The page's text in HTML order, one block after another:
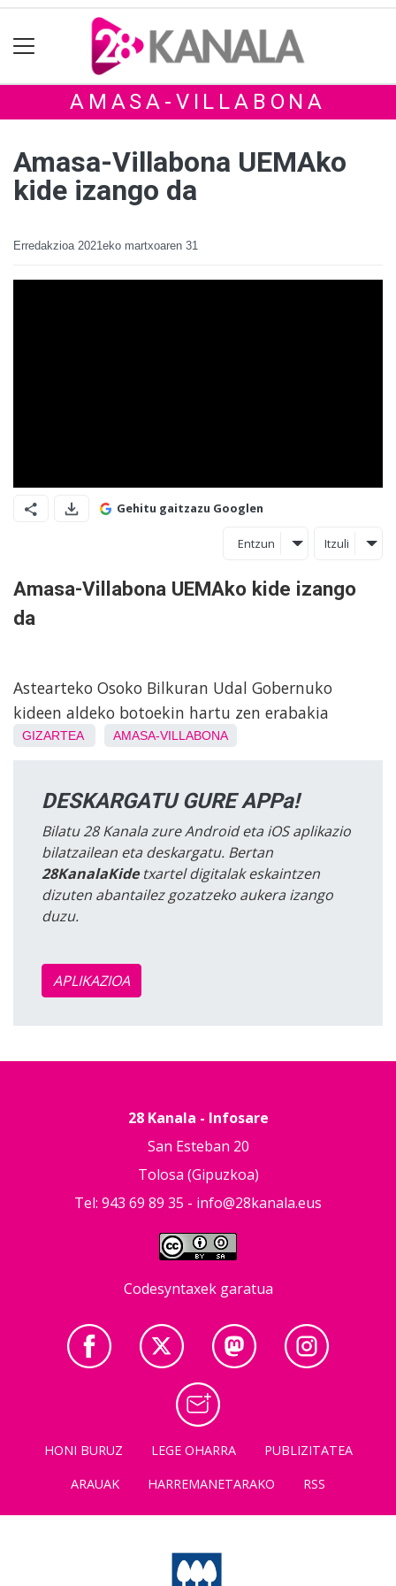
AMASA-VILLABONA
Amasa-Villabona UEMAko
kide izango da
Erredakzioa 2021eko martxoaren 31
Gehitu gaitzazu Googlen
Entzun Itzuli
Amasa-Villabona UEMAko kide izango
da
Astearteko Osoko Bilkuran Udal Gobernuko
kideen aldeko botoekin hartu zen erabakia
GIZARTEA AMASA-VILLABONA
DESKARGATU GURE APPa!
Bilatu 28 Kanala zure Android eta iOS aplikazio
bilatzailean eta deskargatu. Bertan
28KanalaKidetxartel digitalak eskaintzen
dizuten abantailez gozatzeko aukera izango
duzu.
APLIKAZIOA
28 Kanala - Infosare
San Esteban 20
Tolosa (Gipuzkoa)
Tel: 943 69 89 35 - info@28kanala.eus
Codesyntaxek garatua
HONI BURUZ LEGE OHARRA
PUBLIZITATEA
ARAUAK
HARREMANETARAKO RSS